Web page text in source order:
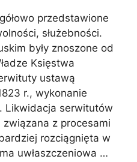
przedstawione
służebności.
były znoszone od
Księstwa
ustawą
r., wykonanie
Likwidacja serwitutów
związana z procesami
rozciągnięta w
uwłaszczeniowa …